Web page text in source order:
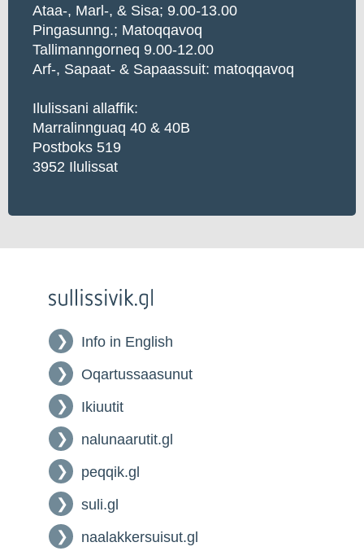
Ataa-, Marl-, & Sisa; 9.00-13.00
Pingasunng.; Matoqqavoq
Tallimanngorneq 9.00-12.00
Arf-, Sapaat- & Sapaassuit: matoqqavoq
Ilulissani allaffik:
Marralinnguaq 40 & 40B
Postboks 519
3952 Ilulissat
Info in English
Oqartussaasunut
Ikiuutit
nalunaarutit.gl
peqqik.gl
suli.gl
naalakkersuisut.gl